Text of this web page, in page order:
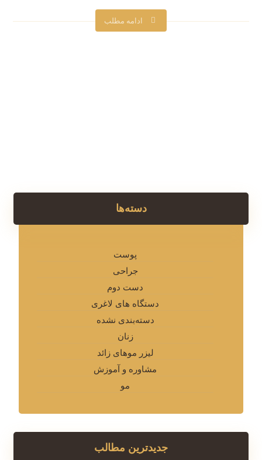
ادامه مطلب
دسته‌ها
پوست
جراحی
دست دوم
دستگاه های لاغری
دسته‌بندی نشده
زنان
لیزر موهای زائد
مشاوره و آموزش
مو
جدیدترین مطالب